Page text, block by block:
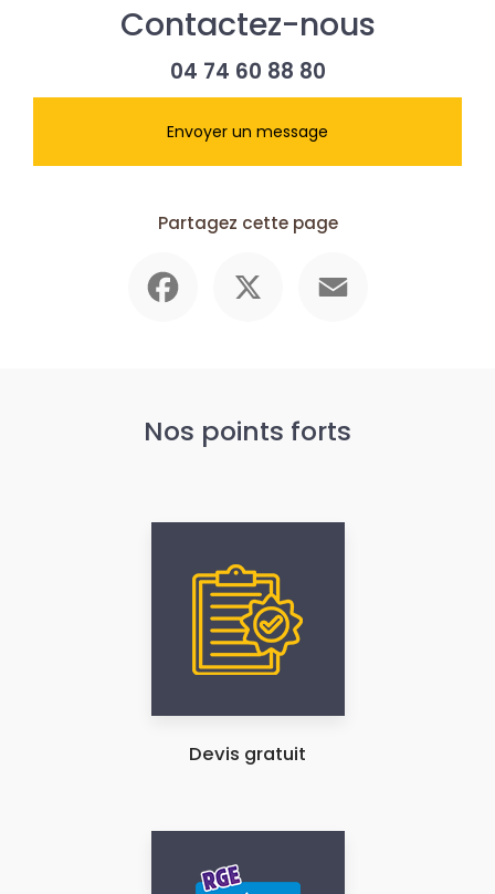
Contactez-nous
04 74 60 88 80
Envoyer un message
Partagez cette page
Nos points forts
Devis gratuit